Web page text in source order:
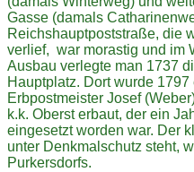
Gasse (damals
Reichshauptpoststraße, die
verlief, war morastig und im
Ausbau verlegte man 1737
Hauptplatz. Dort wurde
Erbpostmeister Josef
k.k. Oberst erbaut, der ein
eingesetzt worden war. Der
unter Denkmalschutz steht,
Purkersdorfs.